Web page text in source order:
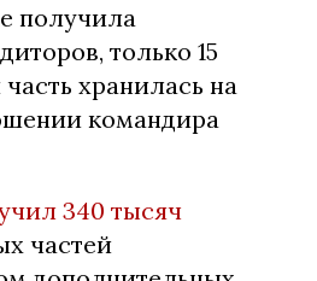
получила
только 15
хранилась на
командира
340 тысяч
частей